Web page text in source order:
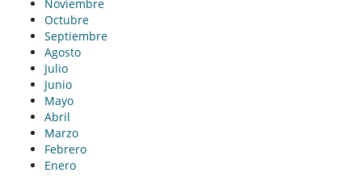
Noviembre
Octubre
Septiembre
Agosto
Julio
Junio
Mayo
Abril
Marzo
Febrero
Enero